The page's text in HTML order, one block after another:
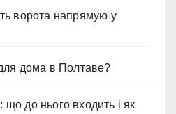
ворота напрямую у
дома в Полтаве?
до нього входить і як